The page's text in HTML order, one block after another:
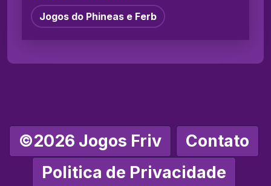
Jogos do Phineas e Ferb
©2026 Jogos Friv
Contato
Politica de Privacidade